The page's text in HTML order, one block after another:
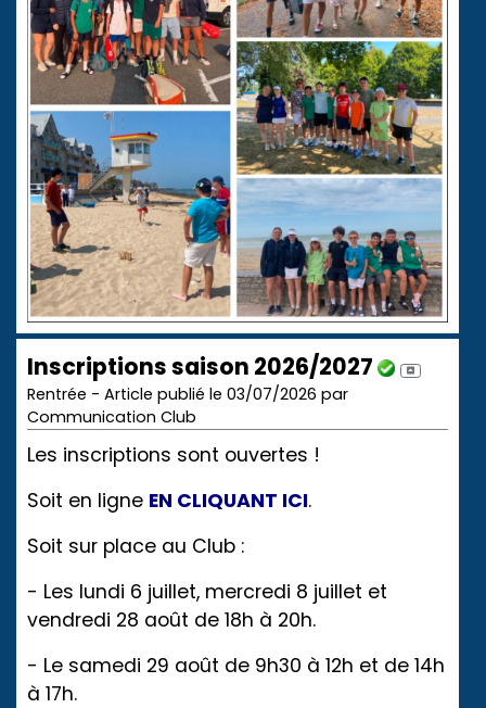
Inscriptions saison 2026/2027
Rentrée - Article publié le 03/07/2026 par
Communication Club
Les inscriptions sont ouvertes !
Soit en ligne EN CLIQUANT ICI.
Soit sur place au Club :
- Les lundi 6 juillet, mercredi 8 juillet et
vendredi 28 août de 18h à 20h.
- Le samedi 29 août de 9h30 à 12h et de 14h
à 17h.